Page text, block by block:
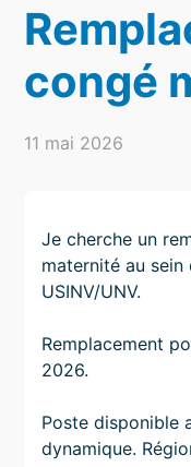
congé
11 mai 2026
Je cherche un
maternité au
USINV/UNV.
Remplacement
2026.
Poste disponible
dynamique.